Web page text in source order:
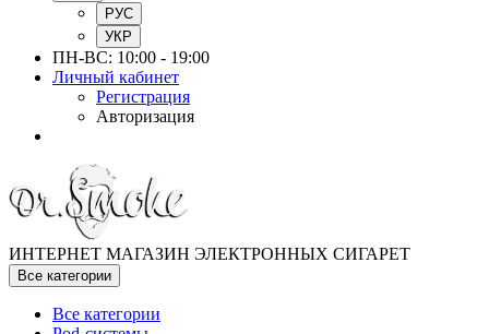
РУС
УКР
ПН-ВС: 10:00 - 19:00
Личный кабинет
Регистрация
Авторизация
ИНТЕРНЕТ МАГАЗИН ЭЛЕКТРОННЫХ СИГАРЕТ
Все категории
Все категории